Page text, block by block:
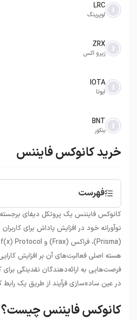
خرید کانوکس فایننس
فهرست
• کانوکس فایننس چیست؟ - به
• ارز دیجیتال CVX چیست؟
•ویژگی‌های منحصر به فرد
کاربرد و موارد استفاده از
•
تأثیر می‌گذارند
• خرید ارزدیجیتال کانوکس
کانوکس فایننس یک پروتکل دیفای
هسته اصلی فعالیت‌های آن بر افزایش کارایی
فرصت‌هایی به ارائه‌دهندگان نقدینگی
در عین ساده‌سازی فرآیند از طریق یک رابط
کانوکس فایننس چیست؟
LRC
لوپرینگ
ZRX
زیرو اکس
IOTA
ایوتا
BNT
بنکور